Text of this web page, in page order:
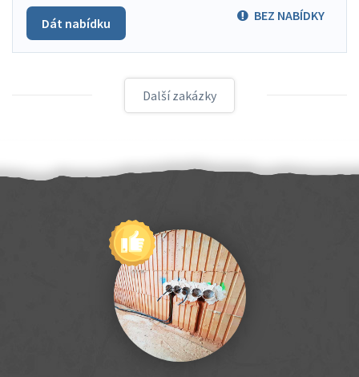
BEZ NABÍDKY
Dát nabídku
Další zakázky